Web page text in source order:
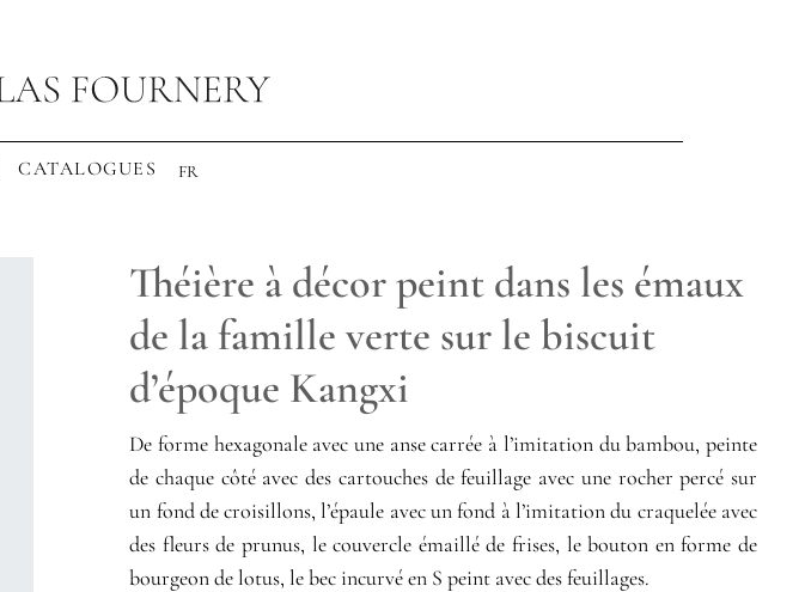
CATALOGUES FR
Théière à décor peint dans les émaux
de la famille verte sur le biscuit
d’époque Kangxi
De forme hexagonale avec une anse carrée à l’imitation du bambou, peinte
de chaque côté avec des cartouches de feuillage avec une rocher percé sur
un fond de croisillons, l’épaule avec un fond à l’imitation du craquelée avec
des fleurs de prunus, le couvercle émaillé de frises, le bouton en forme de
bourgeon de lotus, le bec incurvé en S peint avec des feuillages.